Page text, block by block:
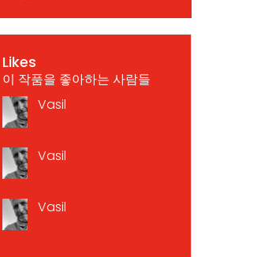
Likes
이 작품을 좋아하는 사람들
Vasil
Vasil
Vasil